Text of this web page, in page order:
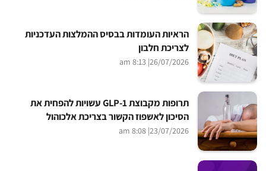
הראיות העומדות בבסיס ההמלצות העדכניות
לצריכת חלבון
26/07/2026
| 8:13 am
תרופות מקבוצת GLP-1 עשויות להפחית את
הסיכון לאשפוז הקשור בצריכת אלכוהול
23/07/2026
| 8:08 am